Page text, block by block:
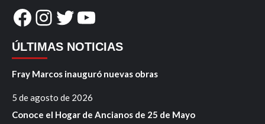
Facebook
Instagram
Twitter
YouTube
ÚLTIMAS NOTICIAS
Fray Marcos inauguró nuevas obras
5 de agosto de 2026
Conoce el Hogar de Ancianos de 25 de Mayo